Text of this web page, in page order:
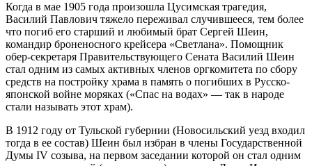
Когда в мае 1905 года произошла Цусимская трагедия,
Василий Павлович тяжело переживал случившееся, тем более
что погиб его старший и любимый брат Сергей Шеин,
командир броненосного крейсера «Светлана». Помощник
обер-секретаря Правительствующего Сената Василий Шеин
стал одним из самых активных членов оргкомитета по сбору
средств на постройку храма в память о погибших в Русско-
японской войне моряках («Спас на водах» — так в народе
стали называть этот храм).
В 1912 году от Тульской губернии (Новосильский уезд входил
тогда в ее состав) Шеин был избран в члены Государственной
Думы IV созыва, на первом заседании которой он стал одним